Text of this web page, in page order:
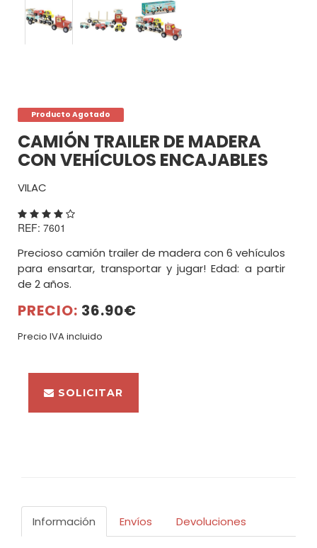
Producto Agotado
CAMIÓN TRAILER DE MADERA
CON VEHÍCULOS ENCAJABLES
VILAC
REF: 7601
Precioso camión trailer de madera con 6 vehículos
para ensartar, transportar y jugar! Edad: a partir
de 2 años.
PRECIO: 36.90€
Precio IVA incluido
SOLICITAR
Información Envíos Devoluciones
MARCAS
POR
EDADES
BUSCAR